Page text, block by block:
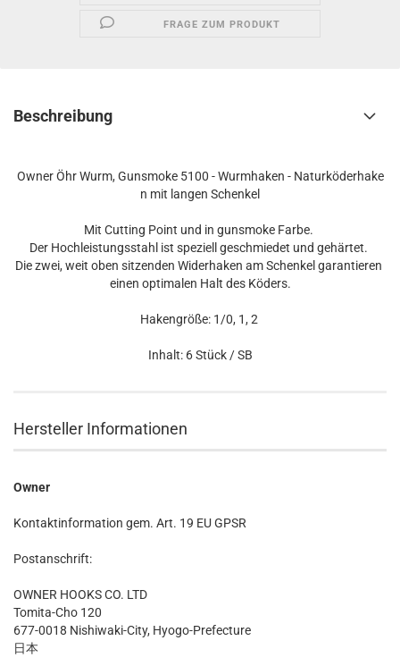
FRAGE ZUM PRODUKT
Beschreibung
Owner Öhr Wurm, Gunsmoke 5100 - Wurmhaken - Naturköderhake
n mit langen Schenkel
Mit Cutting Point und in gunsmoke Farbe.
Der Hochleistungsstahl ist speziell geschmiedet und gehärtet.
Die zwei, weit oben sitzenden Widerhaken am Schenkel garantieren
einen optimalen Halt des Köders.
Hakengröße: 1/0, 1, 2
Inhalt: 6 Stück / SB
Hersteller Informationen
Owner
Kontaktinformation gem. Art. 19 EU GPSR
Postanschrift:
OWNER HOOKS CO. LTD
Tomita-Cho 120
677-0018 Nishiwaki-City, Hyogo-Prefecture
日本